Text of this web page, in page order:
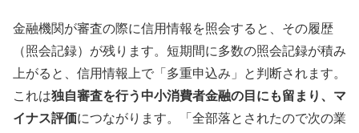
金融機関が審査の際に信用情報を照会すると、その履歴
（照会記録）が残ります。短期間に多数の照会記録が積み
上がると、信用情報上で「多重申込み」と判断されます。
これは独自審査を行う中小消費者金融の目にも留まり、マ
イナス評価につながります。「全部落とされたので次の業